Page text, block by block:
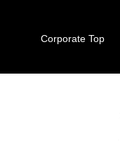
Corporate Top